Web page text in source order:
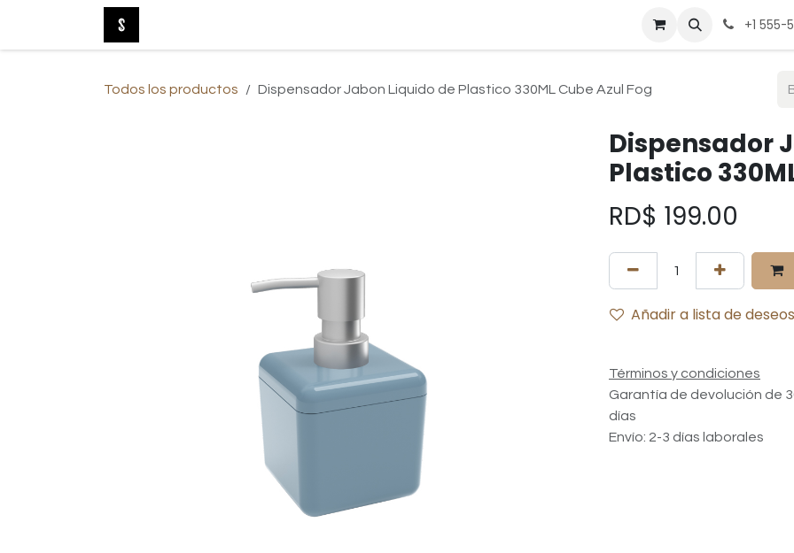
Muebles +1 555-
Todos los productos Dispensador Jabon Liquido de Plastico 330ML Cube Azul Fog
Dispensador
Plastico
RD$ 199.00
Añadir a lista de deseos
Términos y condiciones
Garantía de devolución de
días
Envío: 2-3 días laborales